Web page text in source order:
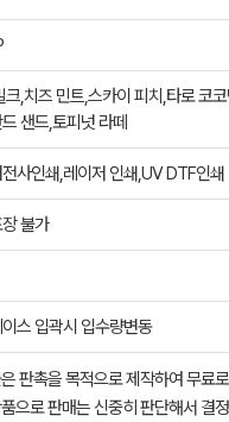
크,치즈 민트,스카이 피치,타로 코
샌드,토피넛 라떼
사인쇄,레이저 인쇄,UV DTF인쇄
불가
스 입곽시 입수량변동
판촉을 목적으로 제작하여 무료
으로 판매는 신중히 판단해서 결